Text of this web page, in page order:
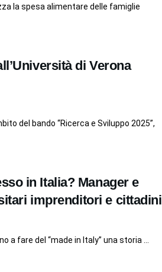
la spesa alimentare delle famiglie
di Verona
del bando “Ricerca e Sviluppo 2025”,
in Italia? Manager e
imprenditori e cittadini
fare del “made in Italy” una storia ...